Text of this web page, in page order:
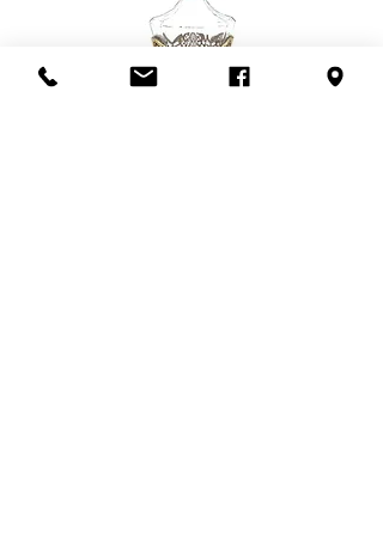
Veuillez nous contacter avant de
confirmer l'achat si la récupération
en boutique n'est pas possible.
Un grand merci!